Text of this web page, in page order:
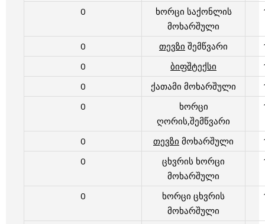
0
ხორცი საქონლის
მოხარშული
0 თევზი შემწვარი
0
ბიფშტექსი
0
ქათამი მოხარშული
0
ხორცი
ღორის,შემწვარი
0 თევზი მოხარშული
0
ცხვრის ხორცი
მოხარშული
0
ხორცი ცხვრის
მოხარშული